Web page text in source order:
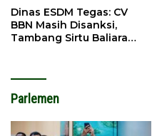
Dinas ESDM Tegas: CV
BBN Masih Disanksi,
Tambang Sirtu Baliara
Parlemen